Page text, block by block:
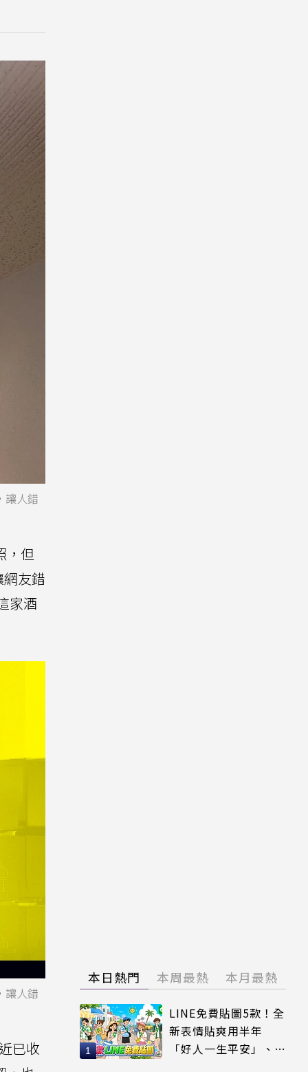
讓人錯
，但
友錯
家酒
讓人錯
已收
本日熱門 本周最熱 本月最熱
LINE免費貼圖5款！全
新表情貼爽用半年
「好人一生平安」、